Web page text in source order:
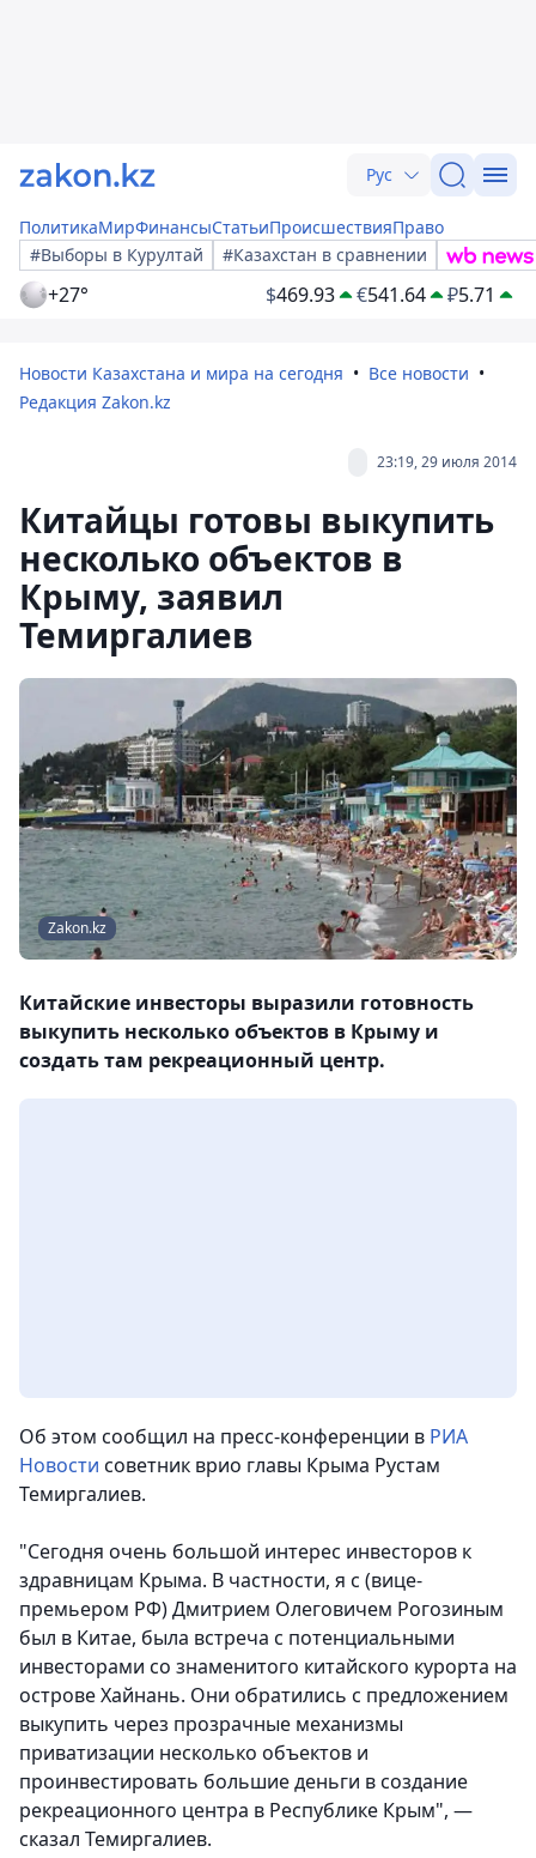
Рус
ПолитикаМирФинансыСтатьиПроисшествияПраво
#Выборы в Курултай
#Казахстан в сравнении
+27° $469.93 €541.64 ₽5.71
Новости Казахстана и мира на сегодня
Все новости
Редакция Zakon.kz
23:19, 29 июля 2014
Китайцы готовы выкупить
несколько объектов в
Крыму, заявил
Темиргалиев
Zakon.kz
Китайские инвесторы выразили готовность
выкупить несколько объектов в Крыму и
создать там рекреационный центр.
Об этом сообщил на пресс-конференции в РИА
Новости советник врио главы Крыма Рустам
Темиргалиев.
"Сегодня очень большой интерес инвесторов к
здравницам Крыма. В частности, я с (вице-
премьером РФ) Дмитрием Олеговичем Рогозиным
был в Китае, была встреча с потенциальными
инвесторами со знаменитого китайского курорта на
острове Хайнань. Они обратились с предложением
выкупить через прозрачные механизмы
приватизации несколько объектов и
проинвестировать большие деньги в создание
рекреационного центра в Республике Крым", —
сказал Темиргалиев.